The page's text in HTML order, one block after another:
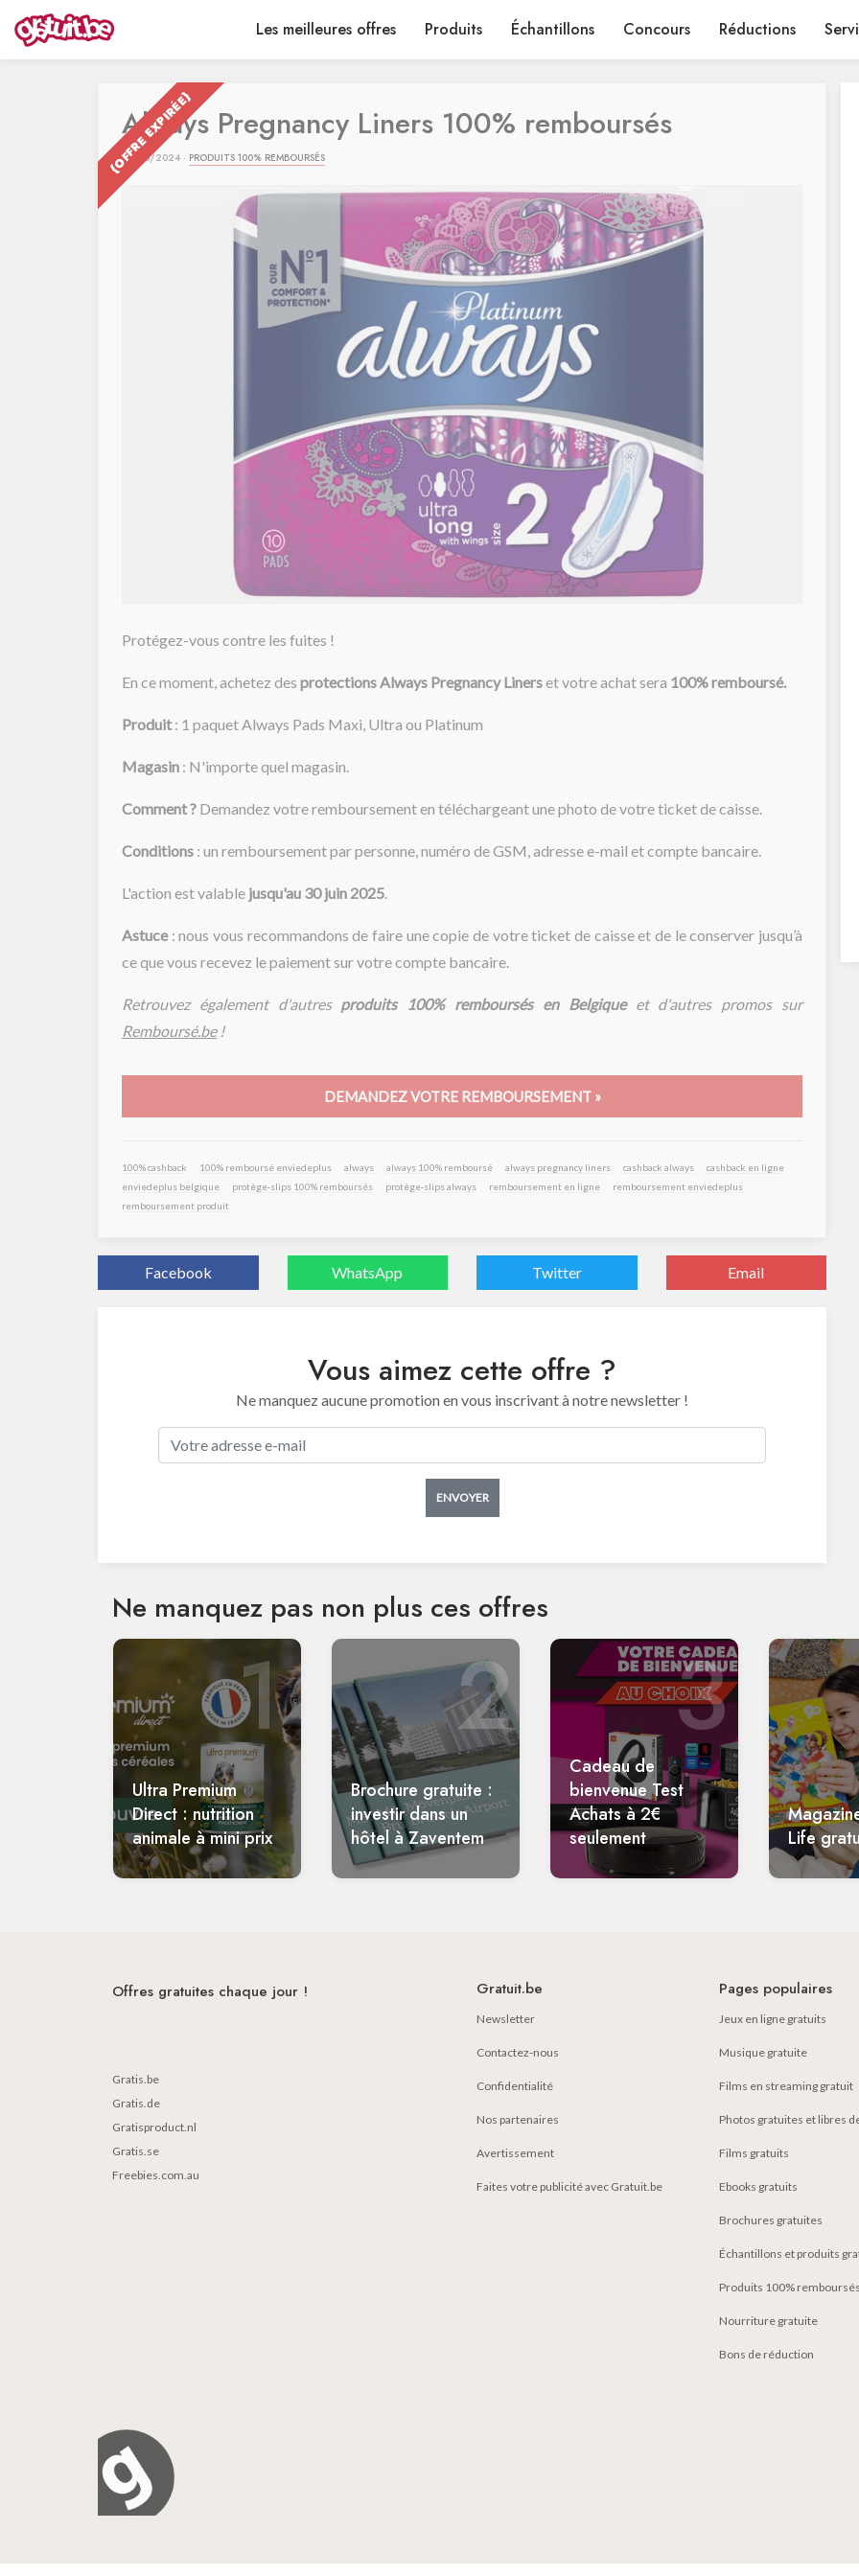
Les meilleures offres Produits Échantillons Concours Réductions
{OFFRE EXPIRÉE}
Always Pregnancy Liners 100% remboursés
07/08/2024 · PRODUITS 100% REMBOURSÉS
Protégez-vous contre les fuites !
En ce moment, achetez des protections Always Pregnancy Linerset votre achat sera 100% remboursé.
Produit: 1 paquet Always Pads Maxi, Ultra ou Platinum
Magasin : N'importe quel magasin.
Comment ? Demandez votre remboursement en téléchargeant une photo de votre ticket de caisse.
Conditions : un remboursement par personne, numéro de GSM, adresse e-mail et compte bancaire.
L'action est valable jusqu'au 30 juin 2025
Astuce: nous vous recommandons de faire une copie de votre ticket de caisse et de le conserver jusqu’à
ce que vous recevez le paiement sur votre compte bancaire.
Retrouvez également d'autres produits 100% remboursés en Belgiqueet d'autres promos sur
Remboursé.be!
DEMANDEZ VOTRE REMBOURSEMENT »
100% cashback 100% remboursé enviedeplus always always 100% remboursé always pregnancy liners cashback always
cashback en ligne
enviedeplus belgique
protège-slips 100% remboursés protège-slips always remboursement en ligne
remboursement enviedeplus
remboursement produit
Facebook WhatsApp Twitter Email
Vous aimez cette offre ?
Ne manquez aucune promotion en vous inscrivant à notre newsletter !
ENVOYER
Ne manquez pas non plus ces offres
1
Ultra Premium
Direct : nutrition
animale à mini prix
2
Brochure gratuite :
investir dans un
hôtel à Zaventem
3
Cadeau de
bienvenue Test
Achats à 2€
seulement
Life
Offres gratuites chaque jour !
Gratis.be
Gratis.de
Gratisproduct.nl
Gratis.se
Freebies.com.au
Gratuit.be
Newsletter
Contactez-nous
Confidentialité
Nos partenaires
Avertissement
Faites votre publicité avec Gratuit.be
Pages populaires
Jeux en ligne gratuits
Musique gratuite
Films en streaming gratuit
Photos gratuites et libres
Films gratuits
Ebooks gratuits
Brochures gratuites
Échantillons et produits
Produits 100%
Nourriture gratuite
Bons de réduction